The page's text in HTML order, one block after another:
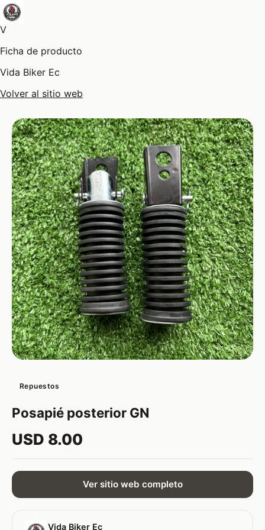
V
Ficha de producto
Vida Biker Ec
Volver al sitio web
Repuestos
Posapié posterior GN
USD 8.00
Ver sitio web completo
Vida Biker Ec